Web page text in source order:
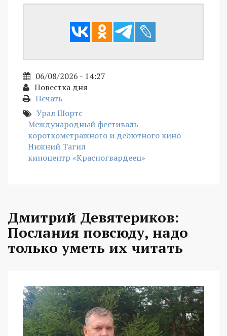
06/08/2026 - 14:27
Повестка дня
Печать
Урал Шортс
Международный фестиваль
короткометражного и дебютного кино
Нижний Тагил
киноцентр «Красногвардеец»
Дмитрий Девятериков:
Послания повсюду, надо
только уметь их читать